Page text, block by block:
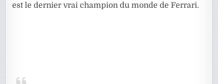
est le dernier vrai champion du monde de Ferrari.